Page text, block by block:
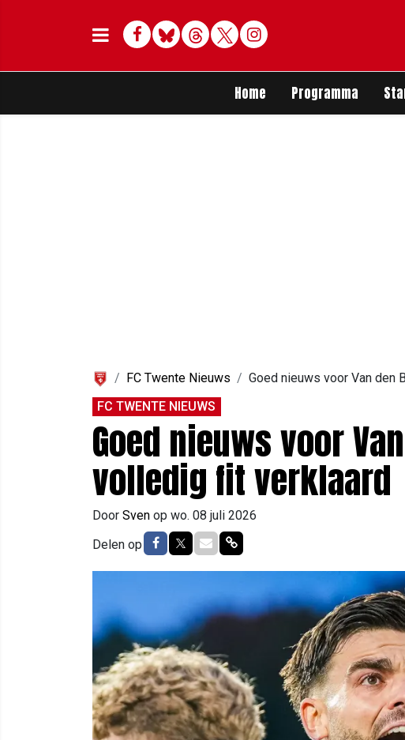
Facebook
BlueskyThreadsTwitterDelen op Whatsapp
Home Programma
FC Twente Nieuws
Goed nieuws voor Van den
FC TWENTE NIEUWS
Goed nieuws voor
volledig fit verklaard
Door Sven op wo. 08 juli 2026
Delen op Delen op Facebook
Delen op Twitter
Delen via Mail
Delen via link